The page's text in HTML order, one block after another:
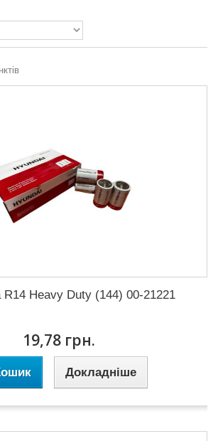
R14 Heavy Duty (144) 00-21221
19,78 грн.
Докладніше